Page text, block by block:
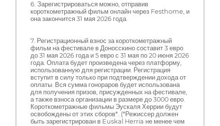
6. Зарегистрироваться можно, отправив
короткометражный фильм онлайн через Festhome, и
она закончится 31 мая 2026 года.
7. Регистрационный взнос за короткометражный
фильм на фестивале в Доносскино составит 3 евро
до 31 мая 2026 года и 5 евро с 31 мая по 20 июня 2026
года. Оплата будет произведена через платформу,
использованную для регистрации. Регистрация
вступит в силу только при подтверждении дохода от
оплаты. Вся сумма гонораров будет использована
для получения призов, присужденных на фестивале,
а также взноса организации в размере до 3000 евро.
Короткометражные фильмы Эускаля Херрии будут
освобождены от этих сборов*. (*Режиссер должен
быть зарегистрирован в Euskal Herria не менее чем